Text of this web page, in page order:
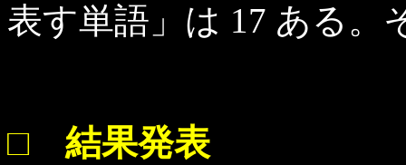
表す単語」は 17 ある。
□ 結果発表